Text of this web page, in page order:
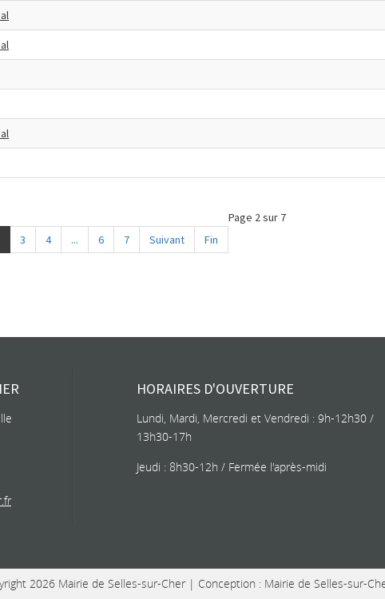
Page 2 sur 7
3 4 ... 6 7 Suivant Fin
HORAIRES D'OUVERTURE
Lundi, Mardi, Mercredi et Vendredi : 9h-12h30 /
13h30-17h
Jeudi : 8h30-12h / Fermée l'après-midi
2026 Mairie de Selles-sur-Cher | Conception : Mairie de Selles-sur-